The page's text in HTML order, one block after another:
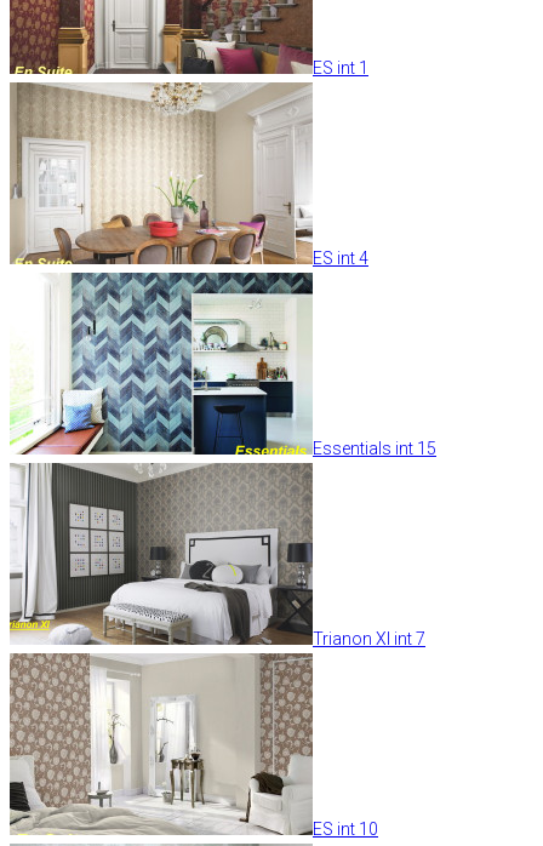
ES int 1
ES int 4
Essentials int 15
Trianon XI int 7
ES int 10